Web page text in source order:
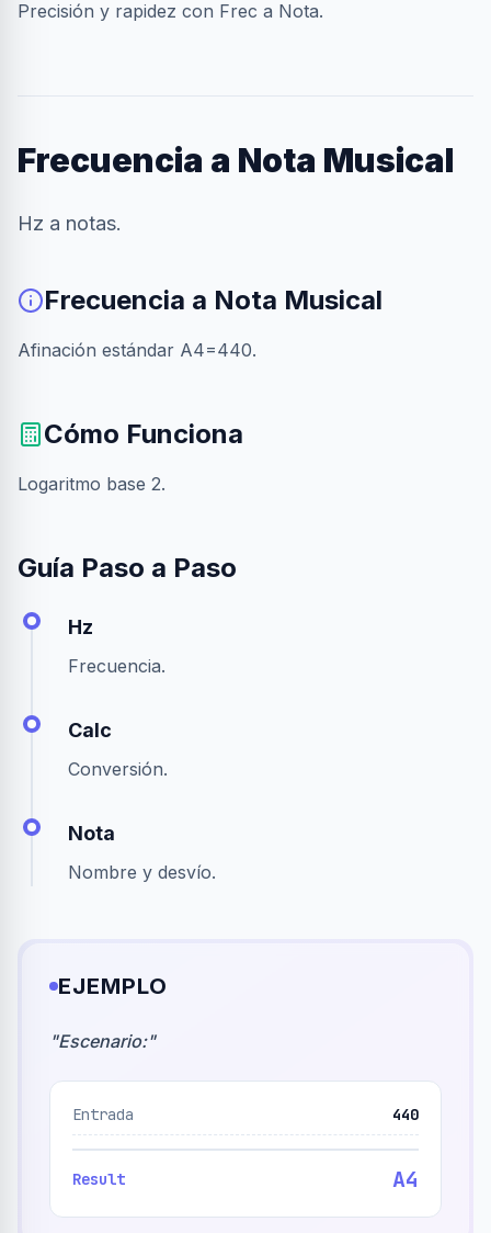
Precisión y rapidez con Frec a Nota.
Frecuencia a Nota Musical
Hz a notas.
Frecuencia a Nota Musical
Afinación estándar A4=440.
Cómo Funciona
Logaritmo base 2.
Guía Paso a Paso
Hz
Frecuencia.
Calc
Conversión.
Nota
Nombre y desvío.
EJEMPLO
"Escenario:"
Entrada 440
Result A4